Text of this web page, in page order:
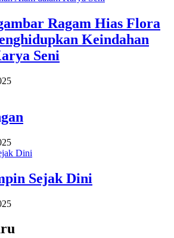
Ragam Hias Flora
Keindahan
Seni
Sejak Dini